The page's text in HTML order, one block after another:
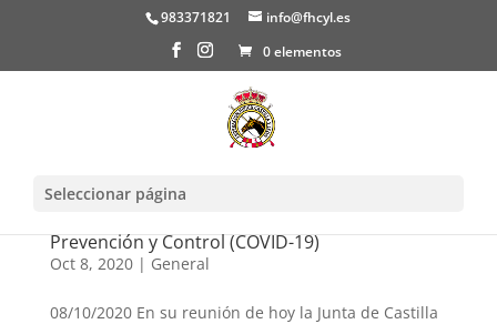
983371821
info@fhcyl.es
0 elementos
Seleccionar página
Prevención y Control (COVID-19)
Oct 8, 2020| General
08/10/2020 En su reunión de hoy la Junta de Castilla